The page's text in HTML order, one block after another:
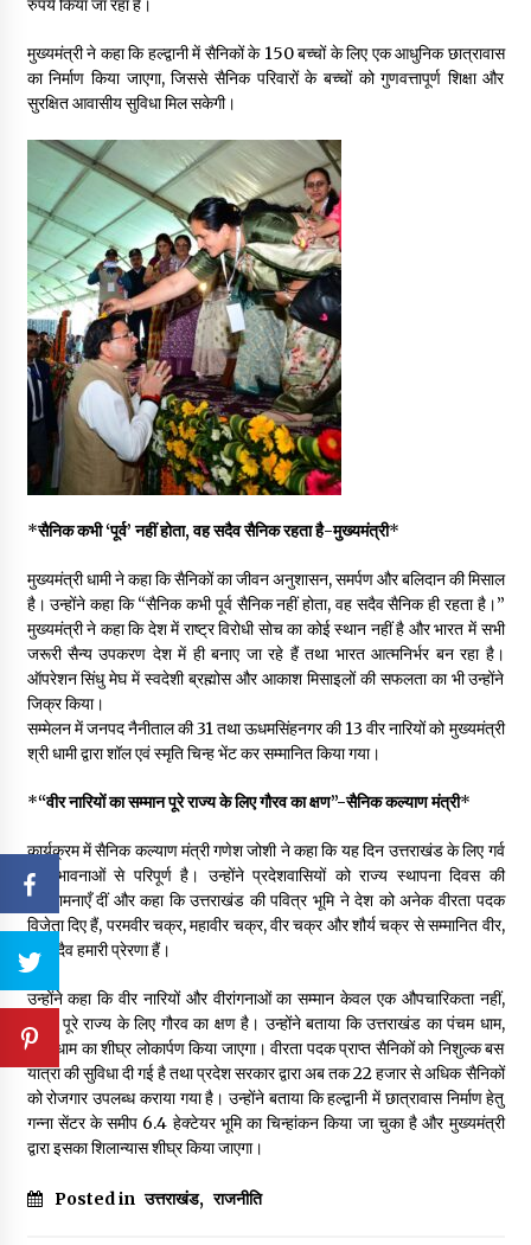
रुपये किया जा रहा है।
मुख्यमंत्री ने कहा कि हल्द्वानी में सैनिकों के 150 बच्चों के लिए एक आधुनिक छात्रावास
का निर्माण किया जाएगा, जिससे सैनिक परिवारों के बच्चों को गुणवत्तापूर्ण शिक्षा और
सुरक्षित आवासीय सुविधा मिल सकेगी।
*सैनिक कभी ‘पूर्व’ नहीं होता, वह सदैव सैनिक रहता है-मुख्यमंत्री*
मुख्यमंत्री धामी ने कहा कि सैनिकों का जीवन अनुशासन, समर्पण और बलिदान की मिसाल
है। उन्होंने कहा कि “सैनिक कभी पूर्व सैनिक नहीं होता, वह सदैव सैनिक ही रहता है।”
मुख्यमंत्री ने कहा कि देश में राष्ट्र विरोधी सोच का कोई स्थान नहीं है और भारत में सभी
जरूरी सैन्य उपकरण देश में ही बनाए जा रहे हैं तथा भारत आत्मनिर्भर बन रहा है।
ऑपरेशन सिंधु मेघ में स्वदेशी ब्रह्मोस और आकाश मिसाइलों की सफलता का भी उन्होंने
जिक्र किया।
सम्मेलन में जनपद नैनीताल की 31 तथा ऊधमसिंहनगर की 13 वीर नारियों को मुख्यमंत्री
श्री धामी द्वारा शॉल एवं स्मृति चिन्ह भेंट कर सम्मानित किया गया।
*“वीर नारियों का सम्मान पूरे राज्य के लिए गौरव का क्षण”-सैनिक कल्याण मंत्री*
कार्यक्रम में सैनिक कल्याण मंत्री गणेश जोशी ने कहा कि यह दिन उत्तराखंड के लिए गर्व
और भावनाओं से परिपूर्ण है। उन्होंने प्रदेशवासियों को राज्य स्थापना दिवस की
शुभकामनाएँ दीं और कहा कि उत्तराखंड की पवित्र भूमि ने देश को अनेक वीरता पदक
विजेता दिए हैं, परमवीर चक्र, महावीर चक्र, वीर चक्र और शौर्य चक्र से सम्मानित वीर,
जो सदैव हमारी प्रेरणा हैं।
उन्होंने कहा कि वीर नारियों और वीरांगनाओं का सम्मान केवल एक औपचारिकता नहीं,
बल्कि पूरे राज्य के लिए गौरव का क्षण है। उन्होंने बताया कि उत्तराखंड का पंचम धाम,
सैन्य धाम का शीघ्र लोकार्पण किया जाएगा। वीरता पदक प्राप्त सैनिकों को निशुल्क बस
यात्रा की सुविधा दी गई है तथा प्रदेश सरकार द्वारा अब तक 22 हजार से अधिक सैनिकों
को रोजगार उपलब्ध कराया गया है। उन्होंने बताया कि हल्द्वानी में छात्रावास निर्माण हेतु
गन्ना सेंटर के समीप 6.4 हेक्टेयर भूमि का चिन्हांकन किया जा चुका है और मुख्यमंत्री
द्वारा इसका शिलान्यास शीघ्र किया जाएगा।
Posted in उत्तराखंड, राजनीति